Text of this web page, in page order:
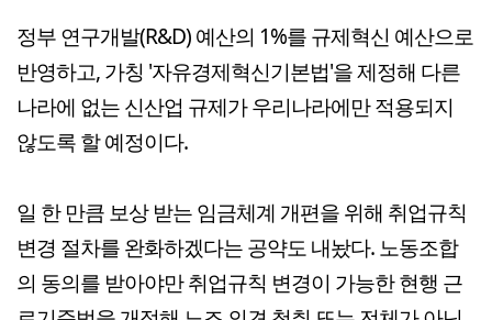
정부 연구개발(R&D) 예산의 1%를 규제혁신 예산으로
반영하고, 가칭 '자유경제혁신기본법'을 제정해 다른
나라에 없는 신산업 규제가 우리나라에만 적용되지
않도록 할 예정이다.
일 한 만큼 보상 받는 임금체계 개편을 위해 취업규칙
변경 절차를 완화하겠다는 공약도 내놨다. 노동조합
의 동의를 받아야만 취업규칙 변경이 가능한 현행 근